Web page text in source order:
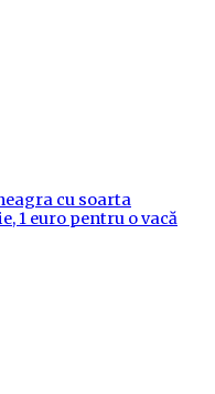
cu soarta
1 euro pentru o vacă